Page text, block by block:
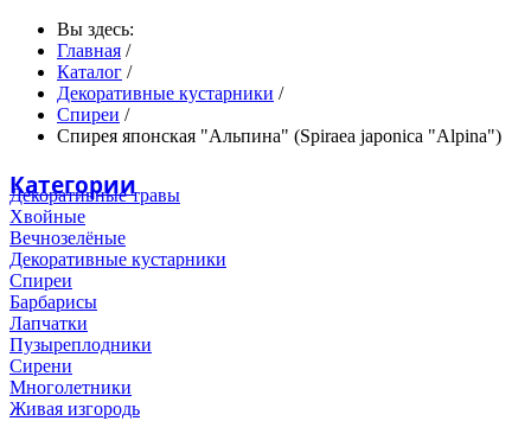
Вы здесь:
Главная /
Каталог /
Декоративные кустарники /
Спиреи /
Спирея японская "Альпина" (Spiraea japonica "Alpina")
Категории
Декоративные травы
Хвойные
Вечнозелёные
Декоративные кустарники
Спиреи
Барбарисы
Лапчатки
Пузыреплодники
Сирени
Многолетники
Живая изгородь